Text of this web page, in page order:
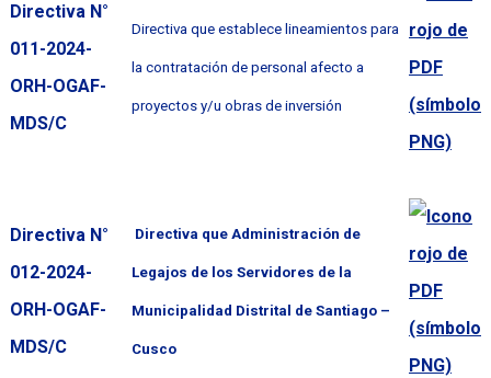
Directiva N°
011-2024-
ORH-OGAF-
MDS/C
Directiva que establece lineamientos para
la contratación de personal afecto a
proyectos y/u obras de inversión
Directiva N°
012-2024-
ORH-OGAF-
MDS/C
Directiva que Administración de
Legajos de los Servidores de la
Municipalidad Distrital de Santiago –
Cusco